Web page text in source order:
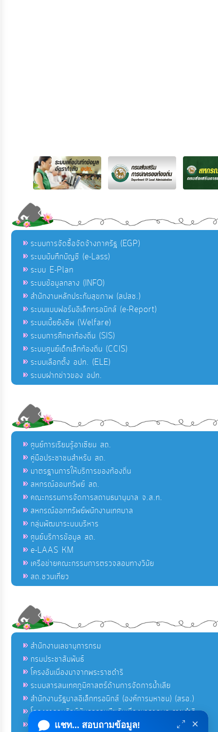
ระบบการจัดซื้อจัดจ้างภาครัฐ (EGP)
ระบบบันทึกบัญชี (e-Lass)
ระบบ E-Plan
ระบบข้อมูลกลาง (INFO)
สำนักงานหลักประกันสุขภาพ (สปสช.)
ระบบแบบฟอร์มอิเล็กทรอนิกส์ (e-Report)
ระบบเบี้ยยังชีพ (Welfare)
ระบบการศึกษาท้องถิ่น (SIS)
ระบบศูนย์เด็กเล็กท้องถิ่น (CCIS)
ระบบเลือกตั้ง อปท. (ELE)
ระบบฝากข่าวของ อปท.
ศูนย์การเรียนรู้อาเซียน สถ.
คู่มือประชาชนสำหรับ สถ.
มาตรฐานการให้บริการของท้องถิ่น
สหกรณ์ออมทรัพย์ สถ.
คณะกรรมการจัดการสถานธนานุบาล จ.ส.ท.
สหกรณ์ออกทรัพย์พนักงานเทศบาล
กลุ่มพัฒนาระบบบริหาร
ศูนย์บริการข้อมูล สถ.
e-LAAS KM
เครือข่ายคณะกรรมการตรวจสอบทางวินัย
สถ.ชวนเที่ยว
สำนักงานเลขานุการกรม
กรมประชาสัมพันธ์
โครงอันเนื่องมาจากพระราชดำริ
ระบบสารสนเทศภูมิศาสตร์ด้านการจัดการน้ำเสีย
สำนักงานรัฐบาลอิเล็กทรอนิกส์ (องค์การมหาชน) (สรอ.)
โครงการอนุรักษ์พันธุกรรมพืชอันเนื่องมาจากพระราชดำริ
คลังข่าวมหาไทย
แชท... สอบถามข้อมูล! ×